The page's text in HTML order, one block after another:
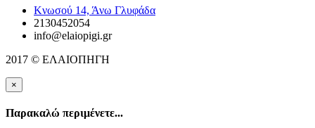
Κνωσού 14, Άνω Γλυφάδα
2130452054
info@elaiopigi.gr
2017 © ΕΛΑΙΟΠΗΓΗ
×
Παρακαλώ περιμένετε...